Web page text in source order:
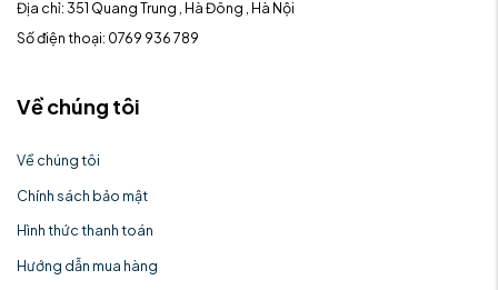
Địa chỉ: 351 Quang Trung , Hà Đông , Hà Nội
Số điện thoại: 0769 936 789
Về chúng tôi
Về chúng tôi
Chính sách bảo mật
Hình thức thanh toán
Hướng dẫn mua hàng